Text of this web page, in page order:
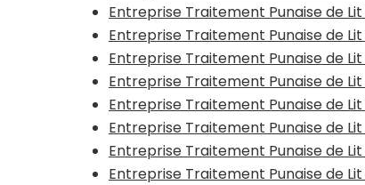
Entreprise Traitement Punaise de
Entreprise Traitement Punaise de Lit
Entreprise Traitement Punaise de Lit
Entreprise Traitement Punaise de
Entreprise Traitement Punaise de Lit
Entreprise Traitement Punaise de
Entreprise Traitement Punaise de Lit
Entreprise Traitement Punaise de Lit